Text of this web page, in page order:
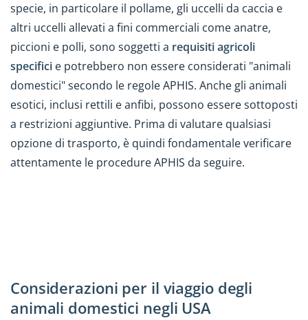
specie, in particolare il pollame, gli uccelli da caccia e
altri uccelli allevati a fini commerciali come anatre,
piccioni e polli, sono soggetti a requisiti agricoli
specifici e potrebbero non essere considerati "animali
domestici" secondo le regole APHIS. Anche gli animali
esotici, inclusi rettili e anfibi, possono essere sottoposti
a restrizioni aggiuntive. Prima di valutare qualsiasi
opzione di trasporto, è quindi fondamentale verificare
attentamente le procedure APHIS da seguire.
Considerazioni per il viaggio degli
animali domestici negli USA